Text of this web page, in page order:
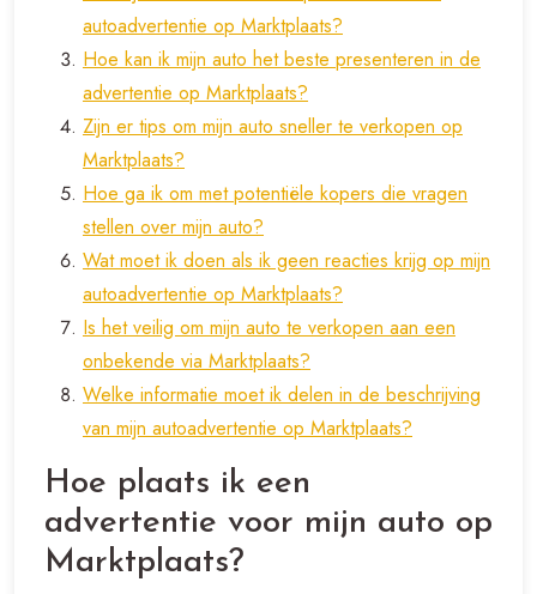
autoadvertentie op Marktplaats?
Hoe kan ik mijn auto het beste presenteren in de
advertentie op Marktplaats?
Zijn er tips om mijn auto sneller te verkopen op
Marktplaats?
Hoe ga ik om met potentiële kopers die vragen
stellen over mijn auto?
Wat moet ik doen als ik geen reacties krijg op mijn
autoadvertentie op Marktplaats?
Is het veilig om mijn auto te verkopen aan een
onbekende via Marktplaats?
Welke informatie moet ik delen in de beschrijving
van mijn autoadvertentie op Marktplaats?
Hoe plaats ik een
advertentie voor mijn auto op
Marktplaats?